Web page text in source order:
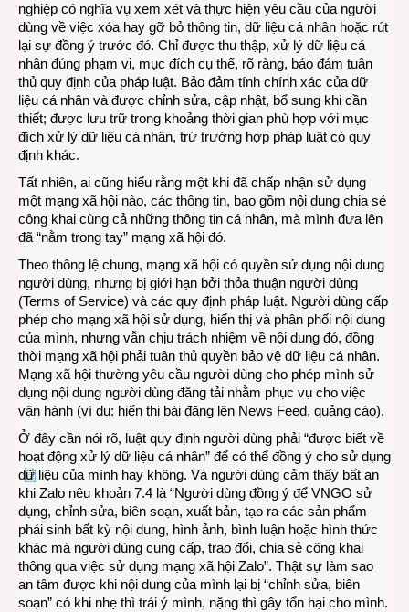
nghiệp có nghĩa vụ xem xét và thực hiện yêu cầu của người
dùng về việc xóa hay gỡ bỏ thông tin, dữ liệu cá nhân hoặc rút
lại sự đồng ý trước đó. Chỉ được thu thập, xử lý dữ liệu cá
nhân đúng phạm vi, mục đích cụ thể, rõ ràng, bảo đảm tuân
thủ quy định của pháp luật. Bảo đảm tính chính xác của dữ
liệu cá nhân và được chỉnh sửa, cập nhật, bổ sung khi cần
thiết; được lưu trữ trong khoảng thời gian phù hợp với mục
đích xử lý dữ liệu cá nhân, trừ trường hợp pháp luật có quy
định khác.
Tất nhiên, ai cũng hiểu rằng một khi đã chấp nhận sử dụng
một mạng xã hội nào, các thông tin, bao gồm nội dung chia sẻ
công khai cùng cả những thông tin cá nhân, mà mình đưa lên
đã “nằm trong tay” mạng xã hội đó.
Theo thông lệ chung, mạng xã hội có quyền sử dụng nội dung
người dùng, nhưng bị giới hạn bởi thỏa thuận người dùng
(Terms of Service) và các quy định pháp luật. Người dùng cấp
phép cho mạng xã hội sử dụng, hiển thị và phân phối nội dung
của mình, nhưng vẫn chịu trách nhiệm về nội dung đó, đồng
thời mạng xã hội phải tuân thủ quyền bảo vệ dữ liệu cá nhân.
Mạng xã hội thường yêu cầu người dùng cho phép mình sử
dụng nội dung người dùng đăng tải nhằm phục vụ cho việc
vận hành (ví dụ: hiển thị bài đăng lên News Feed, quảng cáo).
Ở đây cần nói rõ, luật quy định người dùng phải “được biết về
hoạt động xử lý dữ liệu cá nhân” để có thể đồng ý cho sử dụng
dữ liệu của mình hay không. Và người dùng cảm thấy bất an
khi Zalo nêu khoản 7.4 là “Người dùng đồng ý để VNGO sử
dụng, chỉnh sửa, biên soạn, xuất bản, tạo ra các sản phẩm
phái sinh bất kỳ nội dung, hình ảnh, bình luận hoặc hình thức
khác mà người dùng cung cấp, trao đổi, chia sẻ công khai
thông qua việc sử dụng mạng xã hội Zalo”. Thật sự làm sao
an tâm được khi nội dung của mình lại bị “chỉnh sửa, biên
soạn” có khi nhẹ thì trái ý mình, nặng thì gây tổn hại cho mình.